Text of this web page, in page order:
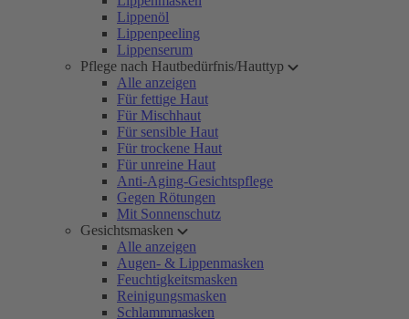
Lippenöl
Lippenpeeling
Lippenserum
Pflege nach Hautbedürfnis/Hauttyp
Alle anzeigen
Für fettige Haut
Für Mischhaut
Für sensible Haut
Für trockene Haut
Für unreine Haut
Anti-Aging-Gesichtspflege
Gegen Rötungen
Mit Sonnenschutz
Gesichtsmasken
Alle anzeigen
Augen- & Lippenmasken
Feuchtigkeitsmasken
Reinigungsmasken
Schlammmasken